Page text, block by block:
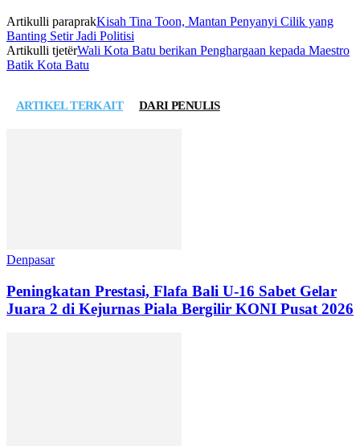
Artikulli paraprakKisah Tina Toon, Mantan Penyanyi Cilik yang
Banting Setir Jadi Politisi
Artikulli tjetërWali Kota Batu berikan Penghargaan kepada Maestro
Batik Kota Batu
ARTIKEL TERKAIT DARI PENULIS
Denpasar
Peningkatan Prestasi, Flafa Bali U-16 Sabet Gelar
Juara 2 di Kejurnas Piala Bergilir KONI Pusat 2026